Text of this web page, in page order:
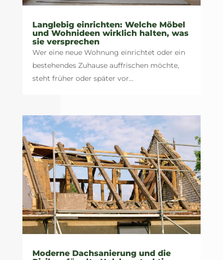
Langlebig einrichten: Welche Möbel
und Wohnideen wirklich halten, was
sie versprechen
Wer eine neue Wohnung einrichtet oder ein
bestehendes Zuhause auffrischen möchte,
steht früher oder später vor...
Moderne Dachsanierung und die